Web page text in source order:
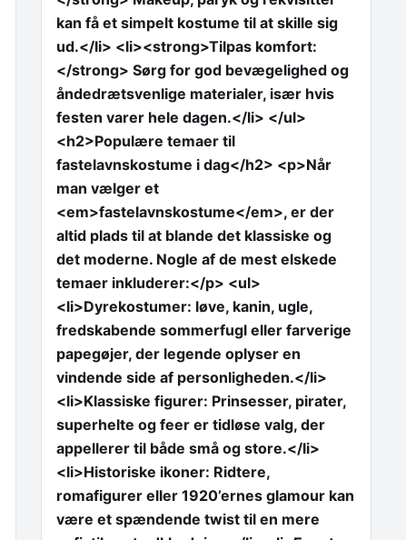
kan få et simpelt kostume til at skille sig
ud.</li> <li><strong>Tilpas komfort:
</strong> Sørg for god bevægelighed og
åndedrætsvenlige materialer, især hvis
festen varer hele dagen.</li> </ul>
<h2>Populære temaer til
fastelavnskostume i dag</h2> <p>Når
man vælger et
<em>fastelavnskostume</em>, er der
altid plads til at blande det klassiske og
det moderne. Nogle af de mest elskede
temaer inkluderer:</p> <ul>
<li>Dyrekostumer: løve, kanin, ugle,
fredskabende sommerfugl eller farverige
papegøjer, der legende oplyser en
vindende side af personligheden.</li>
<li>Klassiske figurer: Prinsesser, pirater,
superhelte og feer er tidløse valg, der
appellerer til både små og store.</li>
<li>Historiske ikoner: Ridtere,
romafigurer eller 1920’ernes glamour kan
være et spændende twist til en mere